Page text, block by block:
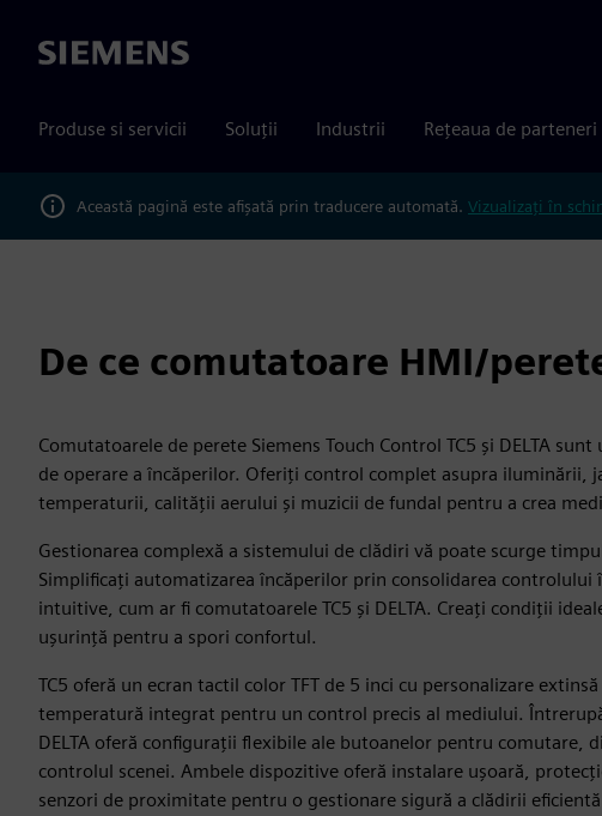
Siemens
Produse si servicii Soluții Industrii Rețeaua de parteneri
Această pagină este afișată prin traducere automată. Vizualizați în
De ce comutatoare HMI/
Comutatoarele de perete Siemens Touch Control TC5 și DELTA
de operare a încăperilor. Oferiți control complet asupra iluminării,
temperaturii, calității aerului și muzicii de fundal pentru a crea
Gestionarea complexă a sistemului de clădiri vă poate scurge
Simplificați automatizarea încăperilor prin consolidarea controlului
intuitive, cum ar fi comutatoarele TC5 și DELTA. Creați condiții
ușurință pentru a spori confortul.
TC5 oferă un ecran tactil color TFT de 5 inci cu personalizare
temperatură integrat pentru un control precis al mediului.
DELTA oferă configurații flexibile ale butoanelor pentru comutare,
controlul scenei. Ambele dispozitive oferă instalare ușoară,
senzori de proximitate pentru o gestionare sigură a clădirii